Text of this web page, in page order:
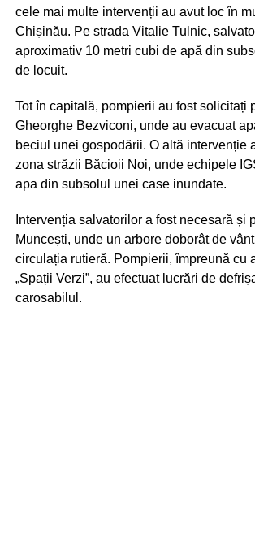
cele mai multe intervenții au avut loc în
Chișinău. Pe strada Vitalie Tulnic,
aproximativ 10 metri cubi de apă din
de locuit.
Tot în capitală, pompierii au fost solicitați
Gheorghe Bezviconi, unde au evacuat
beciul unei gospodării. O altă intervenție
zona străzii Băcioii Noi, unde echipele
apa din subsolul unei case inundate.
Intervenția salvatorilor a fost necesară și
Muncești, unde un arbore doborât de
circulația rutieră. Pompierii, împreună cu
„Spații Verzi”, au efectuat lucrări de
carosabilul.